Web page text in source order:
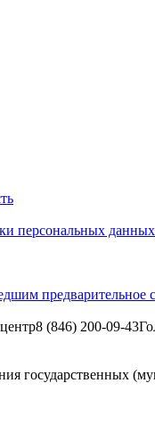
персональных данных
8 (846) 200-09-43
государственных